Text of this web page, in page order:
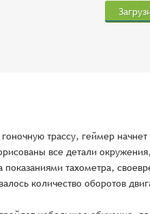
трассу, геймер
все детали
показаниями тахометра,
количество оборотов